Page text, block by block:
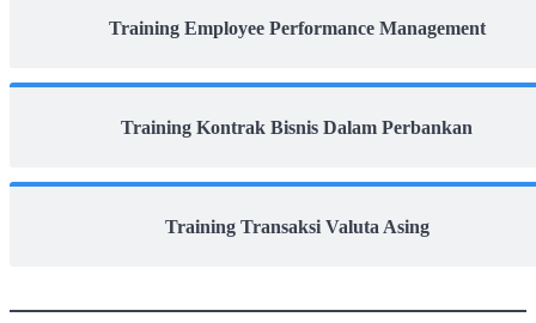
Training Employee Performance Management
Training Kontrak Bisnis Dalam Perbankan
Training Transaksi Valuta Asing